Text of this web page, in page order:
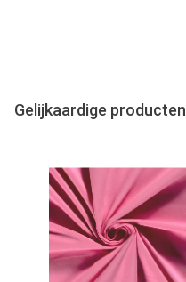
Gelijkaardige producten